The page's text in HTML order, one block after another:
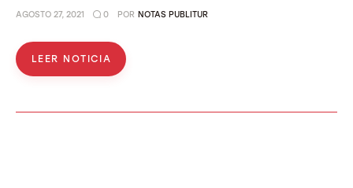
AGOSTO 27, 2021 0 POR NOTAS PUBLITUR
LEER NOTICIA